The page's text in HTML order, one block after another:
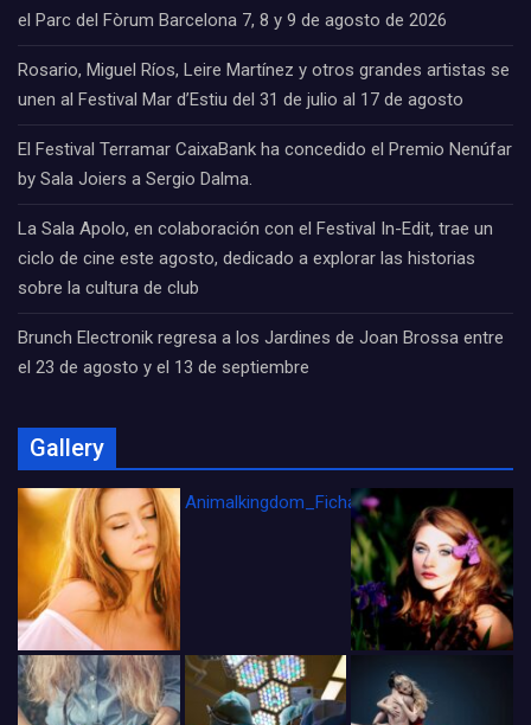
el Parc del Fòrum Barcelona 7, 8 y 9 de agosto de 2026
Rosario, Miguel Ríos, Leire Martínez y otros grandes artistas se
unen al Festival Mar d’Estiu del 31 de julio al 17 de agosto
El Festival Terramar CaixaBank ha concedido el Premio Nenúfar
by Sala Joiers a Sergio Dalma.
La Sala Apolo, en colaboración con el Festival In-Edit, trae un
ciclo de cine este agosto, dedicado a explorar las historias
sobre la cultura de club
Brunch Electronik regresa a los Jardines de Joan Brossa entre
el 23 de agosto y el 13 de septiembre
Gallery
Animalkingdom_FichaCine